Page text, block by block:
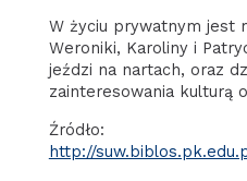
W życiu prywatnym jest
Weroniki, Karoliny i
jeździ na nartach, oraz
zainteresowania kulturą
Źródło:
http://